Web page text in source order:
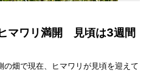
マワリ満開 見頃は3週間
畑で現在、ヒマワリが見頃を迎えて